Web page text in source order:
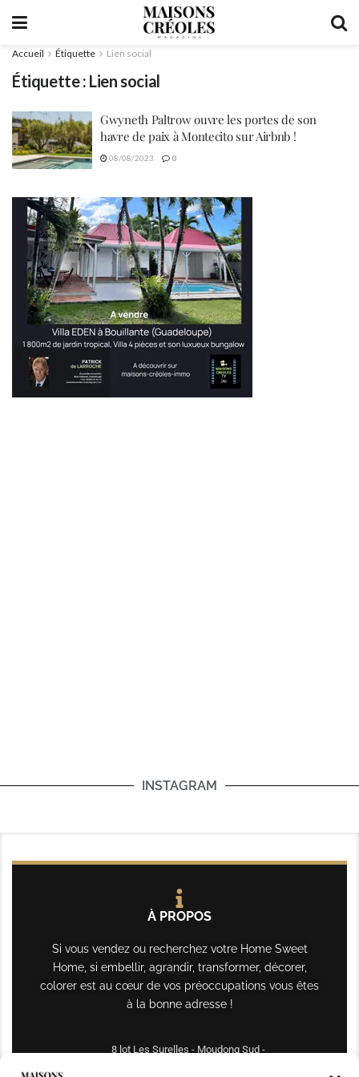
Accueil Étiquette Lien social
Étiquette : Lien social
Gwyneth Paltrow ouvre les portes de son
havre de paix à Montecito sur Airbnb !
08/08/2023 0
INSTAGRAM
À PROPOS
Si vous vendez ou recherchez votre Home Sweet
Home, si embellir, agrandir, transformer, décorer,
colorer est au cœur de vos préoccupations vous êtes
à la bonne adresse !
8 lot Les Surelles - Moudong Sud -